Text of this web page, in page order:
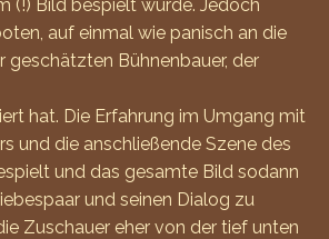
(!) Bild bespielt würde. Jedoch
auf einmal wie panisch an die
geschätzten Bühnenbauer, der
hat. Die Erfahrung im Umgang mit
und die anschließende Szene des
und das gesamte Bild sodann
und seinen Dialog zu
Zuschauer eher von der tief unten